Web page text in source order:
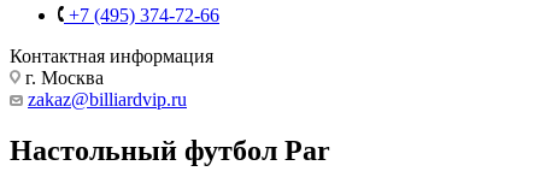
+7 (495) 374-72-66
Контактная информация
г. Москва
zakaz@billiardvip.ru
Настольный футбол Par